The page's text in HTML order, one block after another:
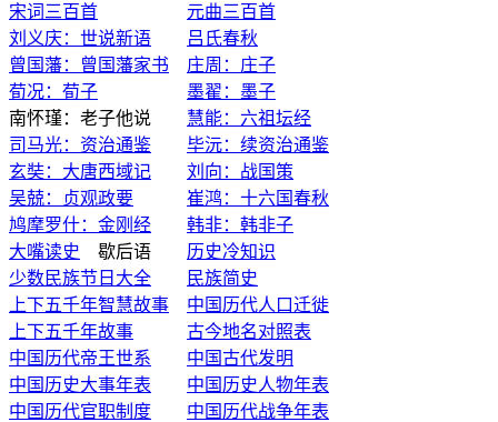
宋词三百首
元曲三百首
刘义庆：世说新语
吕氏春秋
曾国藩：曾国藩家书
庄周：庄子
荀况：荀子
墨翟：墨子
南怀瑾：老子他说 慧能：六祖坛经
司马光：资治通鉴
毕沅：续资治通鉴
玄奘：大唐西域记
刘向：战国策
吴兢：贞观政要
崔鸿：十六国春秋
鸠摩罗什：金刚经
韩非：韩非子
大嘴读史 歇后语 历史冷知识
少数民族节日大全
民族简史
上下五千年智慧故事
中国历代人口迁徙
上下五千年故事
古今地名对照表
中国历代帝王世系
中国古代发明
中国历史大事年表
中国历史人物年表
中国历代官职制度
中国历代战争年表